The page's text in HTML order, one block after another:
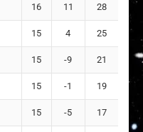
16 11 28
15 4 25
15 -9 21
15 -1 19
15 -5 17